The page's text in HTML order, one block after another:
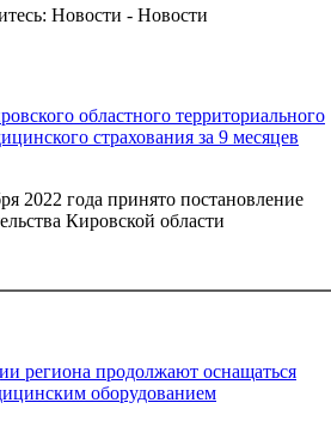
Новости - Новости
областного территориального
страхования за 9 месяцев
2022 года принято постановление
Кировской области
региона продолжают оснащаться
оборудованием